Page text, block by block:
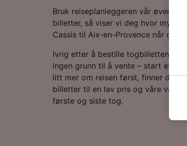
Bruk reiseplanleggeren vår øverst
billetter, så viser vi deg hvor mye
Cassis til Aix-en-Provence når du
Ivrig etter å bestille togbillettene
ingen grunn til å vente – start et
litt mer om reisen først, finner du
billetter til en lav pris og våre
første og siste tog.